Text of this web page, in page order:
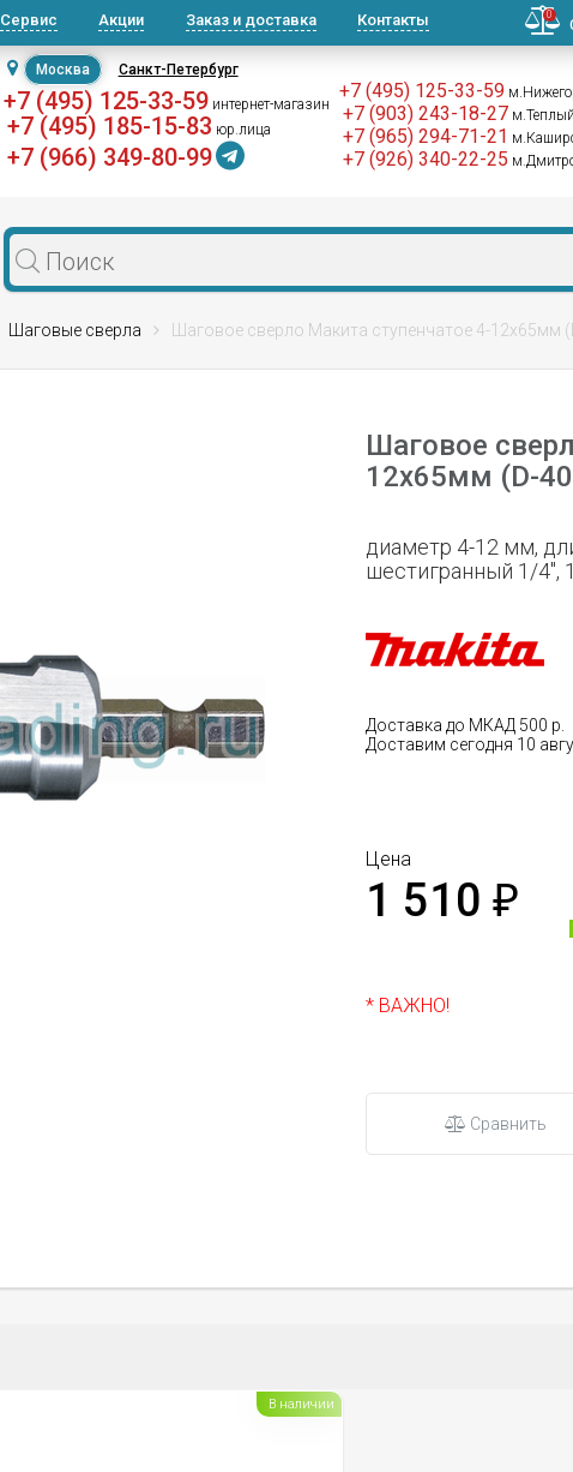
Сервис Акции Заказ и доставка Контакты 0
Москва Санкт-Петербург
+7 (495) 125-33-59интернет-магазин
+7 (495) 185-15-83 юр.лица
+7 (966) 349-80-99
+7 (495) 125-33-59
+7 (903) 243-18-27
+7 (965) 294-71-21
+7 (926) 340-22-25
Шаговые сверла Шаговое сверло Макита ступенчатое 4-12х65мм
Шаговое
12х65мм (D-
диаметр 4-12 мм,
шестигранный 1/4",
Доставка до МКАД 500 р.
Доставим сегодня 10
Цена
1 510 ₽
* ВАЖНО!
Сравнить
В наличии